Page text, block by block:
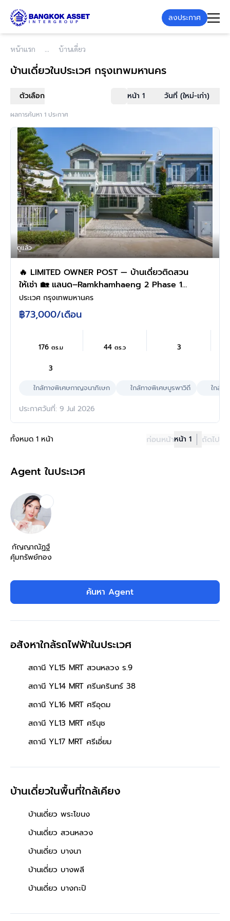
ลงประกาศ
หน้าแรก บ้านเดี่ยว
บ้านเดี่ยวในประเวศ กรุงเทพมหานคร
ตัวเลือก หน้า 1 วันที่ (ใหม่-เก่า)
ผลการค้นหา 1 ประกาศ
ดูแล้ว
🔥 LIMITED OWNER POST — บ้านเดี่ยวติดสวน
ให้เช่า 🏡 แลนด–Ramkhamhaeng 2 Phase 1
🎒 เดินเพียง 5 นาที / ประมาณ 200 เมตร ถึง
Dulwich College Bangkok
ประเวศ กรุงเทพมหานคร
฿73,000/เดือน
176ตร.ม 44ตร.ว 3
3
ใกล้ทางพิเศษกาญจนาภิเษก
ใกล้ทางพิเศษบูรพาวิถี ใกล้ท
ประกาศวันที่: 9 Jul 2026
ทั้งหมด 1 หน้า ก่อนหน้าหน้า 1 ถัดไป
Agent ในประเวศ
กัญญาณัฏฐ์
คุ้มทรัพย์ทอง
ค้นหา Agent
อสังหาใกล้รถไฟฟ้าในประเวศ
สถานี YL15 MRT สวนหลวง ร.9
สถานี YL14 MRT ศรีนครินทร์ 38
สถานี YL16 MRT ศรีอุดม
สถานี YL13 MRT ศรีนุช
สถานี YL17 MRT ศรีเอี่ยม
บ้านเดี่ยวในพื้นที่ใกล้เคียง
บ้านเดี่ยว พระโขนง
บ้านเดี่ยว สวนหลวง
บ้านเดี่ยว บางนา
บ้านเดี่ยว บางพลี
บ้านเดี่ยว บางกะปิ